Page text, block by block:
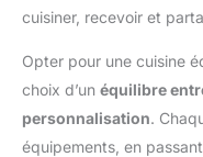
cuisiner, recevoir et
Opter pour une cuisine
choix d’un équilibre
personnalisation.
équipements, en